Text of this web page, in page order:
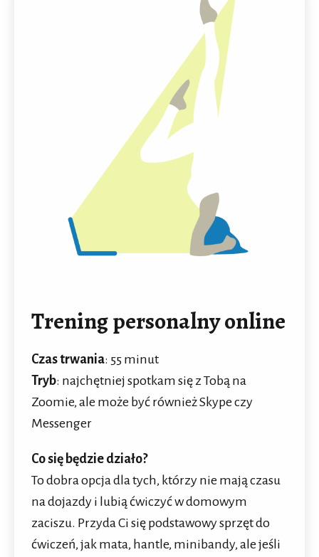
Trening personalny online
Czas trwania: 55 minut
Tryb: najchętniej spotkam się z Tobą na
Zoomie, ale może być również Skype czy
Messenger
Co się będzie działo?
To dobra opcja dla tych, którzy nie mają czasu
na dojazdy i lubią ćwiczyć w domowym
zaciszu. Przyda Ci się podstawowy sprzęt do
ćwiczeń, jak mata, hantle, minibandy, ale jeśli